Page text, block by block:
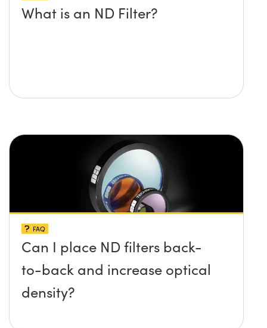
What is an ND Filter?
FAQ
Can I place ND filters back-
to-back and increase optical
density?